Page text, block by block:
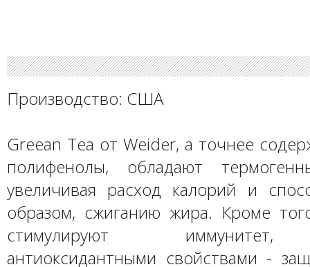
Производство: США
Greean Tea от Weider, а точнее
полифенолы, обладают
увеличивая расход калорий и
образом, сжиганию жира. Кроме
стимулируют
антиоксидантными свойствами -